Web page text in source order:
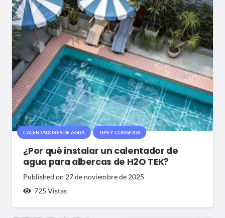
CALENTADORES DE AGUA TIPS Y CONSEJOS
¿Por qué instalar un calentador de
agua para albercas de H2O TEK?
Published on 27 de noviembre de 2025
725 Vistas